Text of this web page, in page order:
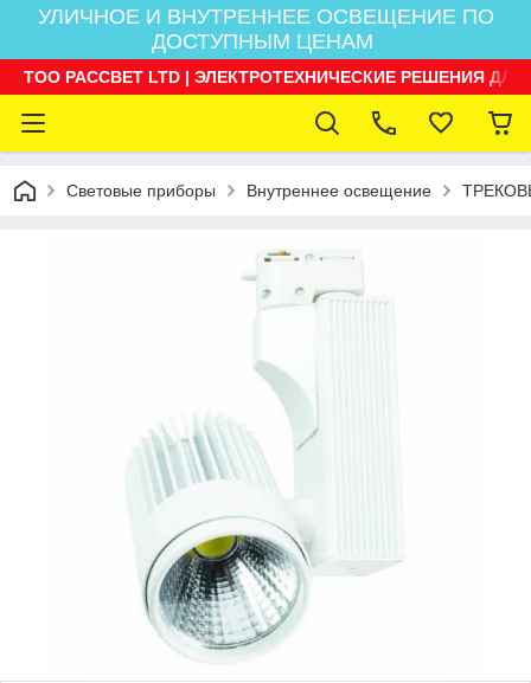
УЛИЧНОЕ И ВНУТРЕННЕЕ ОСВЕЩЕНИЕ ПО
ДОСТУПНЫМ ЦЕНАМ
ТОО РАССВЕТ LTD | ЭЛЕКТРОТЕХНИЧЕСКИЕ РЕШЕНИЯ
Световые приборы Внутреннее освещение